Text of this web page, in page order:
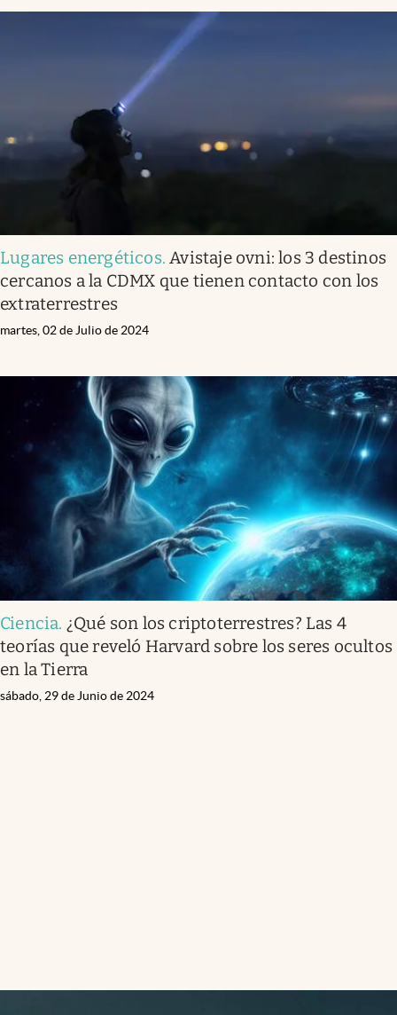
Lugares energéticos.Avistaje ovni: los 3 destinos
cercanos a la CDMX que tienen contacto con los
extraterrestres
martes, 02 de Julio de 2024
Ciencia. ¿Qué son los criptoterrestres? Las 4
teorías que reveló Harvard sobre los seres ocultos
en la Tierra
sábado, 29 de Junio de 2024